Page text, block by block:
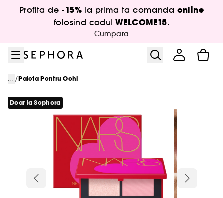
Profita de -15% la prima ta comanda online
folosind codul WELCOME15.
Cumpara
... /Paleta Pentru Ochi
Doar la Sephora